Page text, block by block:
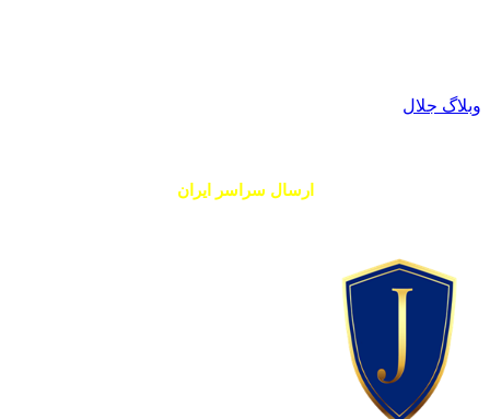
وبلاگ جلال
ارسال سراسر ایران